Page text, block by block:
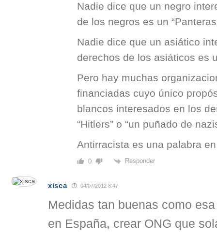
Nadie dice que un negro
de los negros es un
Nadie dice que un asiático
derechos de los asiáticos es
Pero hay muchas
financiadas cuyo único
blancos interesados en los
“Hitlers” o “un puñado de
Antirracista es una palabra
0 Responder
xisca 04/07/2012 8:47
Medidas tan buenas como
en España, crear ONG que